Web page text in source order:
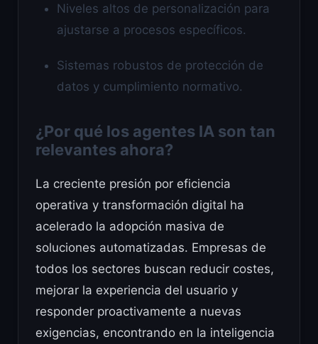
Niveles altos de personalización para
ajustarse a procesos específicos.
Sistemas robustos de protección de
datos y cumplimiento normativo.
¿Por qué los agentes IA son tan
relevantes ahora?
La creciente presión por eficiencia
operativa y transformación digital ha
acelerado la adopción masiva de
soluciones automatizadas. Empresas de
todos los sectores buscan reducir costes,
mejorar la experiencia del usuario y
responder proactivamente a nuevas
exigencias, encontrando en la inteligencia